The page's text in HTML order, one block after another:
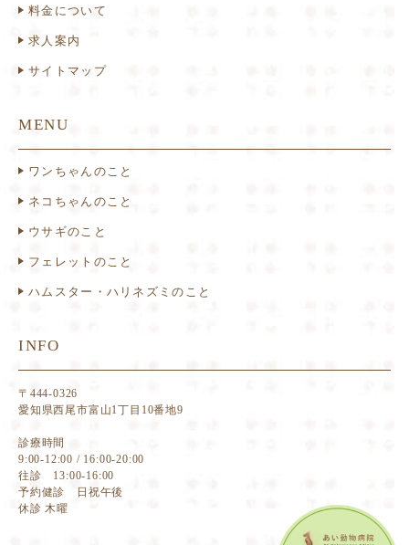
料金について
求人案内
サイトマップ
MENU
ワンちゃんのこと
ネコちゃんのこと
ウサギのこと
フェレットのこと
ハムスター・ハリネズミのこと
INFO
〒444-0326
愛知県西尾市富山1丁目10番地9
診療時間
9:00-12:00 / 16:00-20:00
往診 13:00-16:00
予約健診 日祝午後
休診 木曜